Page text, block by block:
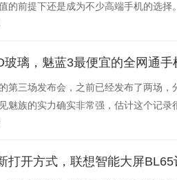
的前提下还是成为不少高端手机的选
右的价位，当999元售价的神舟锐龙P5
玻璃，魅蓝3最便宜的全网通手
第三场发布会，之前已经发布了两场
魅族的实力确实非常强，估计这个记
，在千元手机中来说，绝对是性价比最
打开方式，联想智能大屏BL65